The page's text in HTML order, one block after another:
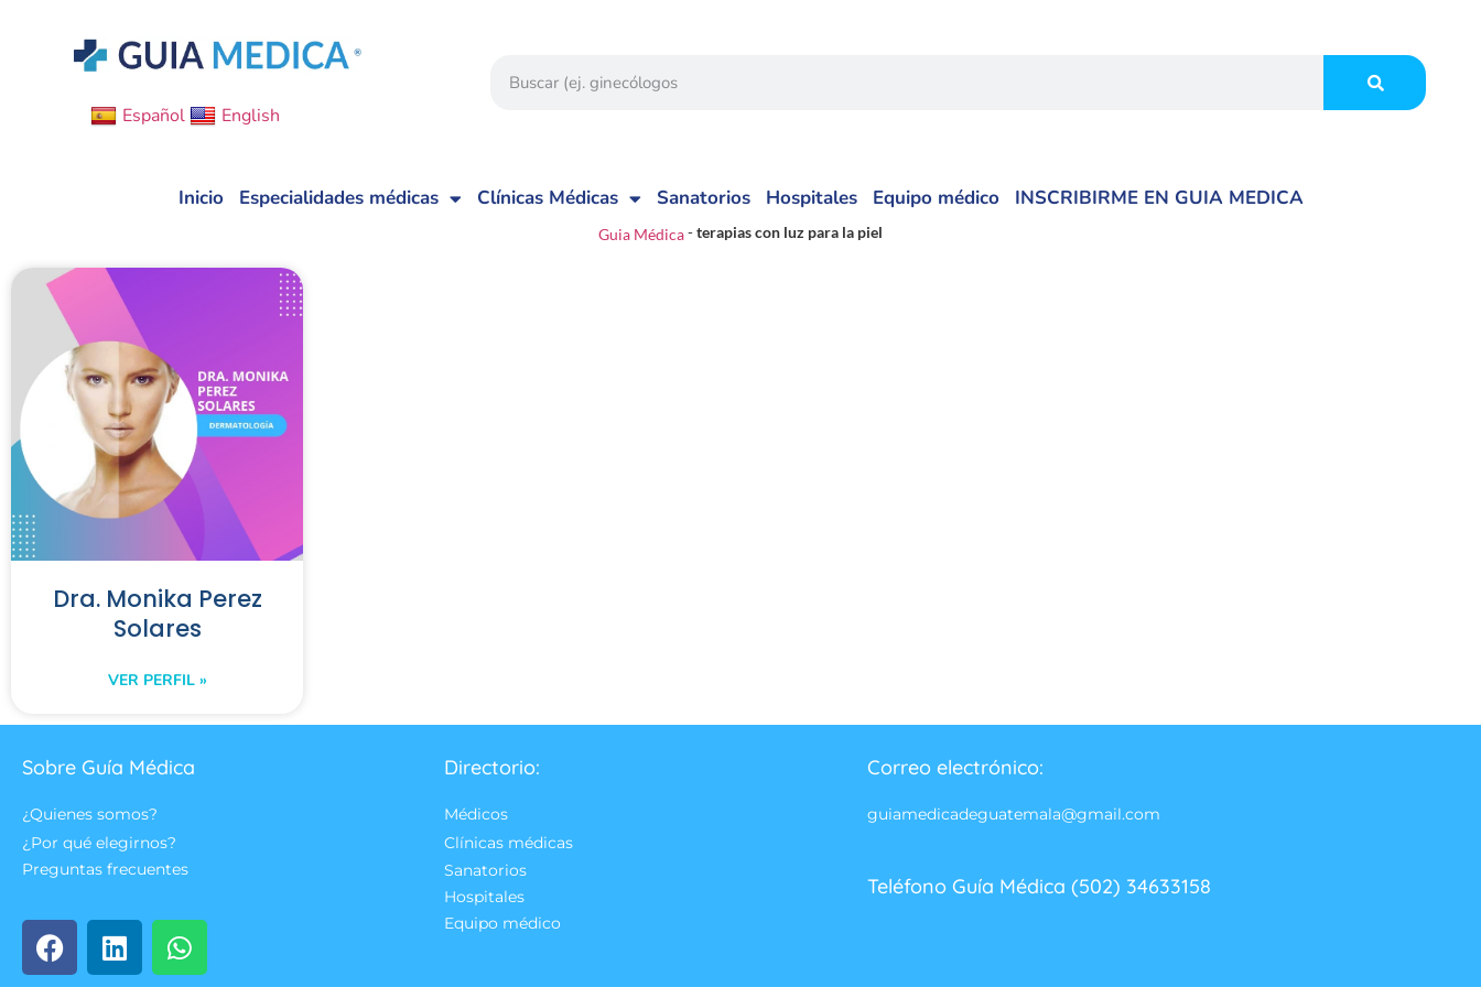
Español English
Inicio Especialidades médicas Clínicas Médicas Sanatorios Hospitales Equipo médico INSCRIBIRME EN GUIA MEDICA
Guia Médica-terapias con luz para la piel
Dra. Monika Perez
Solares
VER PERFIL »
Sobre Guía Médica
¿Quienes somos?
¿Por qué elegirnos?
Preguntas frecuentes
Directorio:
Médicos
Clínicas médicas
Sanatorios
Hospitales
Equipo médico
Correo electrónico:
guiamedicadeguatemala@gmail.com
Teléfono Guía Médica (502) 34633158